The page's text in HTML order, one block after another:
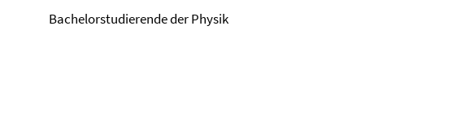
Bachelorstudierende der Physik